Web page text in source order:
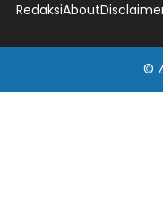
RedaksiAbout
©